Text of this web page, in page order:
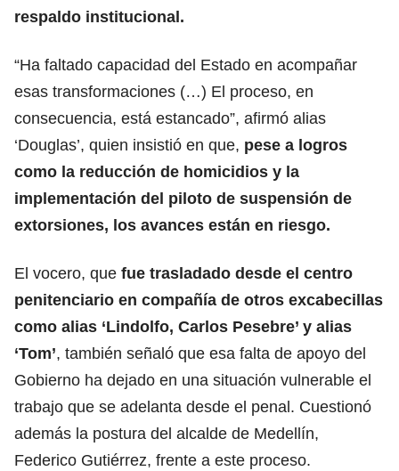
respaldo institucional.
“Ha faltado capacidad del Estado en acompañar
esas transformaciones (…) El proceso, en
consecuencia, está estancado”, afirmó alias
‘Douglas’, quien insistió en que, pese a logros
como la reducción de homicidios y la
implementación del piloto de suspensión de
extorsiones, los avances están en riesgo.
El vocero, que fue trasladado desde el centro
penitenciario en compañía de otros excabecillas
como alias ‘Lindolfo, Carlos Pesebre’ y alias
‘Tom’, también señaló que esa falta de apoyo del
Gobierno ha dejado en una situación vulnerable el
trabajo que se adelanta desde el penal. Cuestionó
además la postura del alcalde de Medellín,
Federico Gutiérrez, frente a este proceso.